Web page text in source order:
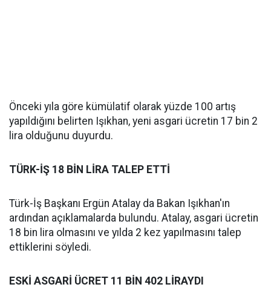
Önceki yıla göre kümülatif olarak yüzde 100 artış
yapıldığını belirten Işıkhan, yeni asgari ücretin 17 bin 2
lira olduğunu duyurdu.
TÜRK-İŞ 18 BİN LİRA TALEP ETTİ
Türk-İş Başkanı Ergün Atalay da Bakan Işıkhan'ın
ardından açıklamalarda bulundu. Atalay, asgari ücretin
18 bin lira olmasını ve yılda 2 kez yapılmasını talep
ettiklerini söyledi.
ESKİ ASGARİ ÜCRET 11 BİN 402 LİRAYDI